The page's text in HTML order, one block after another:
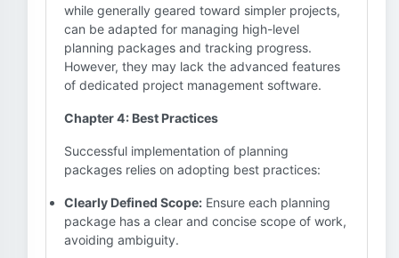
while generally geared toward simpler projects,
can be adapted for managing high-level
planning packages and tracking progress.
However, they may lack the advanced features
of dedicated project management software.
Chapter 4: Best Practices
Successful implementation of planning
packages relies on adopting best practices:
Clearly Defined Scope: Ensure each planning
package has a clear and concise scope of work,
avoiding ambiguity.